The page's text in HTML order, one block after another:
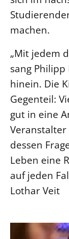
machen.
„Mit jedem
sang
hinein. Die
Gegenteil:
gut in eine
dessen
Leben eine
auf jeden
Lothar Veit